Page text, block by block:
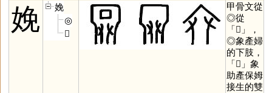
娩
娩
◎
𠬜
甲骨文從
◎從
「𠬜 」，
◎象產婦
的下肢，
「𠬜 」象
助產保姆
接生的雙